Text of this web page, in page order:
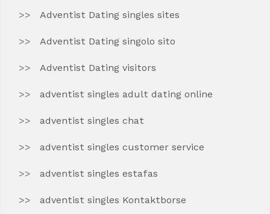
Adventist Dating singles sites
Adventist Dating singolo sito
Adventist Dating visitors
adventist singles adult dating online
adventist singles chat
adventist singles customer service
adventist singles estafas
adventist singles Kontaktborse